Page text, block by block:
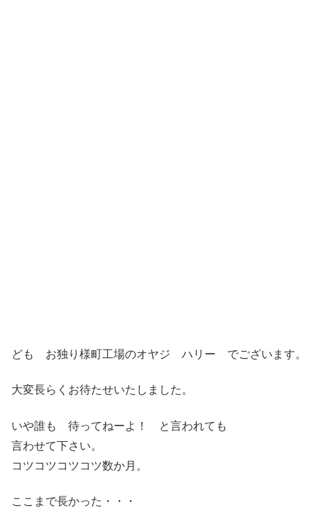
ども お独り様町工場のオヤジ ハリー でございます。
大変長らくお待たせいたしました。
いや誰も 待ってねーよ！ と言われても
言わせて下さい。
コツコツコツコツ数か月。
ここまで長かった・・・